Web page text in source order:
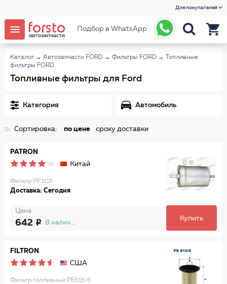
Для покупателей
Подбор в WhatsApp
Каталог → Автозапчасти FORD → Фильтры FORD →
Топливные
фильтры FORD
Топливные фильтры для Ford
Категория Автомобиль
Сортировка: по цене сроку доставки
PATRON
Китай
Фильтр PF3115
Доставка: Сегодня
Цена
642 В наличии
Купить
FILTRON
США
Фильтр топливный PE815/6